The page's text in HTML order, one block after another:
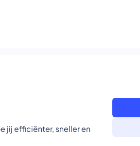
jij efficiënter, sneller en